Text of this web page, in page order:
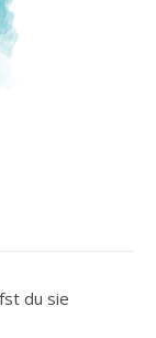
du sie